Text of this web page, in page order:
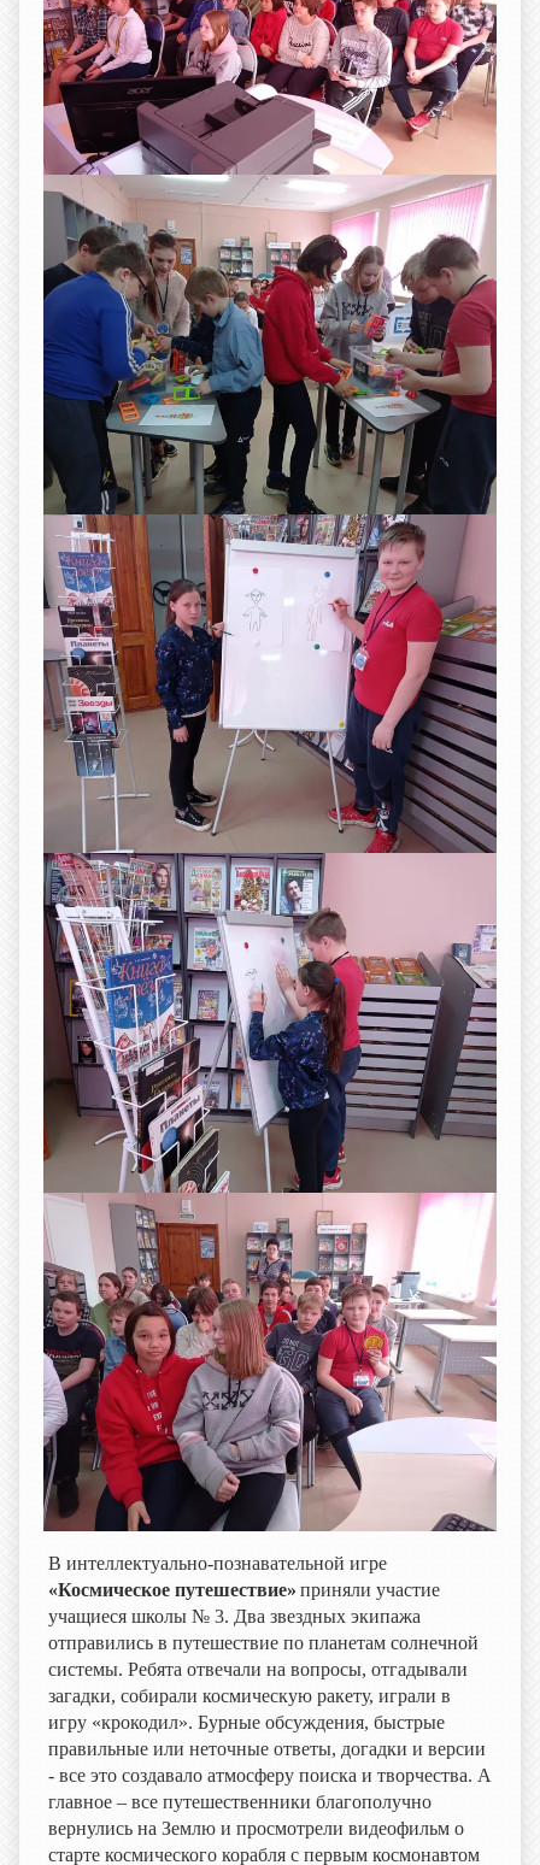
В интеллектуально-познавательной игре
«Космическое путешествие» приняли участие
учащиеся школы № 3. Два звездных экипажа
отправились в путешествие по планетам солнечной
системы. Ребята отвечали на вопросы, отгадывали
загадки, собирали космическую ракету, играли в
игру «крокодил». Бурные обсуждения, быстрые
правильные или неточные ответы, догадки и версии
- все это создавало атмосферу поиска и творчества. А
главное – все путешественники благополучно
вернулись на Землю и просмотрели видеофильм о
старте космического корабля с первым космонавтом